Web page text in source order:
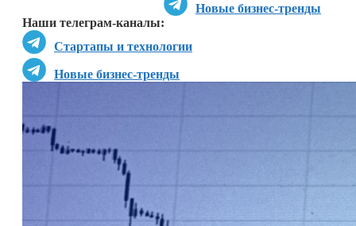
Новые бизнес-тренды
Наши телеграм-каналы:
Стартапы и технологии
Новые бизнес-тренды